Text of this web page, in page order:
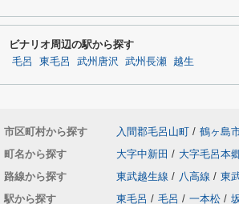
ビナリオ周辺の駅から探す
毛呂 東毛呂 武州唐沢 武州長瀬 越生
市区町村から探す 入間郡毛呂山町 / 鶴ヶ島
町名から探す
大字中新田 / 大字毛呂本
路線から探す
東武越生線 / 八高線 / 東
駅から探す
東毛呂 / 毛呂 / 一本松 /